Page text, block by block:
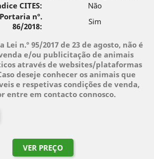
CITES:
Não
nº.
86/2018:
Sim
Lei n.º 95/2017 de 23 de agosto, não é
e/ou publicitação de animais
através de websites/plataformas
deseje conhecer os animais que
e respetivas condições de venda,
entre em contacto connosco.
VER PREÇO